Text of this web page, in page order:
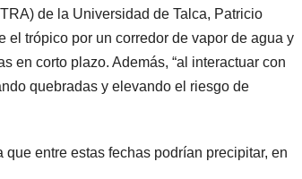
de la Universidad de Talca, Patricio
trópico por un corredor de vapor de agua y
en corto plazo. Además, “al interactuar con
quebradas y elevando el riesgo de
entre estas fechas podrían precipitar, en